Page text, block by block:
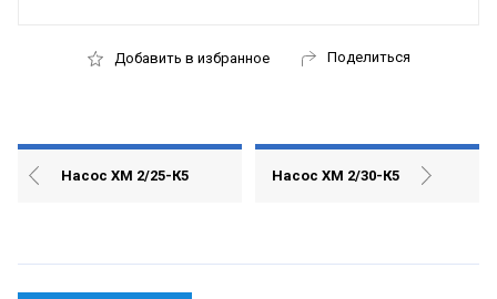
Добавить в избранное Поделиться
Насос ХМ 2/25-К5 Насос ХМ 2/30-К5